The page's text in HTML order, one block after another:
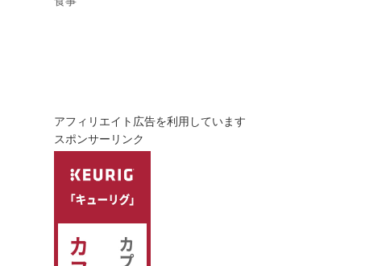
アフィリエイト広告を利用しています
スポンサーリンク